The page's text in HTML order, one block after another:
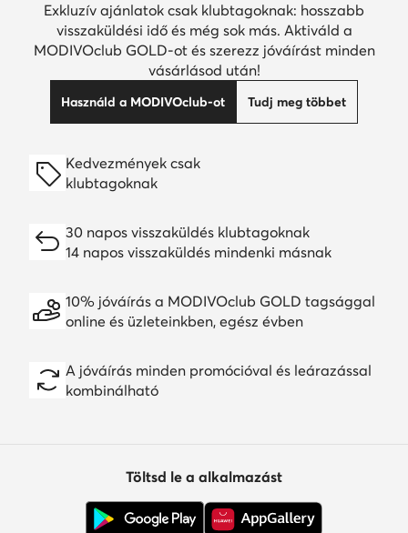
Exkluzív ajánlatok csak klubtagoknak: hosszabb
visszaküldési idő és még sok más. Aktiváld a
MODIVOclub GOLD-ot és szerezz jóváírást minden
vásárlásod után!
Használd a MODIVOclub-ot Tudj meg többet
Kedvezmények csak
klubtagoknak
30 napos visszaküldés klubtagoknak
14 napos visszaküldés mindenki másnak
10% jóváírás a MODIVOclub GOLD tagsággal
online és üzleteinkben, egész évben
A jóváírás minden promócióval és leárazással
kombinálható
Töltsd le a alkalmazást